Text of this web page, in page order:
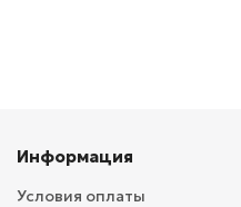
Информация
Условия оплаты